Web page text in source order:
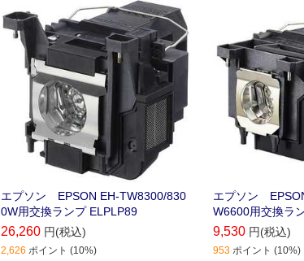
エプソン EPSON EH-TW8300/830
0W用交換ランプ ELPLP89
26,260 円(税込)
2,626 ポイント (10%)
エプソン
W6600用交換ラ
9,530 円(税込)
953 ポイント (10%)